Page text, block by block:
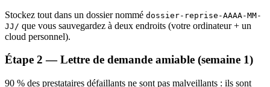
Stockez tout dans un dossier nommé dossier-reprise-AAAA-MM-
JJ/ que vous sauvegardez à deux endroits (votre ordinateur + un
cloud personnel).
Étape 2 — Lettre de demande amiable (semaine 1)
90 % des prestataires défaillants ne sont pas malveillants : ils sont